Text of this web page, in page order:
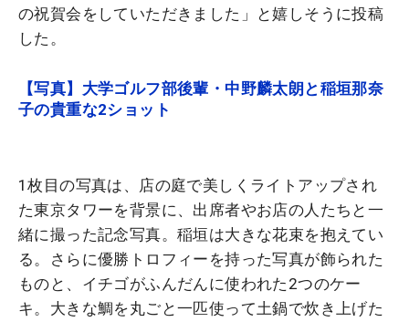
の祝賀会をしていただきました」と嬉しそうに投稿
した。
【写真】大学ゴルフ部後輩・中野麟太朗と稲垣那奈
子の貴重な2ショット
1枚目の写真は、店の庭で美しくライトアップされ
た東京タワーを背景に、出席者やお店の人たちと一
緒に撮った記念写真。稲垣は大きな花束を抱えてい
る。さらに優勝トロフィーを持った写真が飾られた
ものと、イチゴがふんだんに使われた2つのケー
キ。大きな鯛を丸ごと一匹使って土鍋で炊き上げた